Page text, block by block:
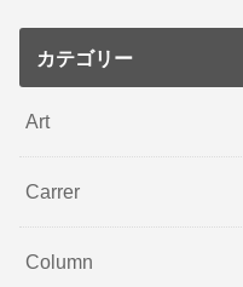
カテゴリー
Art
Carrer
Column